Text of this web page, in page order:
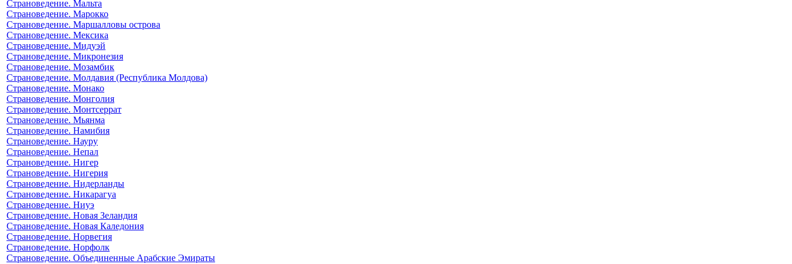
Страноведение. Мальта
Страноведение. Марокко
Страноведение. Маршалловы острова
Страноведение. Мексика
Страноведение. Мидуэй
Страноведение. Микронезия
Страноведение. Мозамбик
Страноведение. Молдавия (Республика Молдова)
Страноведение. Монако
Страноведение. Монголия
Страноведение. Монтсеррат
Страноведение. Мьянма
Страноведение. Намибия
Страноведение. Науру
Страноведение. Непал
Страноведение. Нигер
Страноведение. Нигерия
Страноведение. Нидерланды
Страноведение. Никарагуа
Страноведение. Ниуэ
Страноведение. Новая Зеландия
Страноведение. Новая Каледония
Страноведение. Норвегия
Страноведение. Норфолк
Страноведение. Объединенные Арабские Эмираты